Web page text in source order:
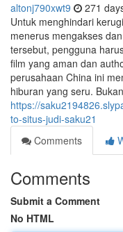
altonj790xwt9 271
Untuk menghindari
menerus mengakses
tersebut, pengguna
film yang aman dan
perusahaan China ini
hiburan yang seru.
https://
to-situs-judi-saku21
Comments
Comments
Submit a Comment
No HTML